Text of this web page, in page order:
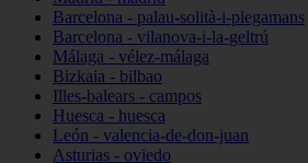
Barcelona - palau-solità-i-plegamans
Barcelona - vilanova-i-la-geltrú
Málaga - vélez-málaga
Bizkaia - bilbao
Illes-balears - campos
Huesca - huesca
León - valencia-de-don-juan
Asturias - oviedo